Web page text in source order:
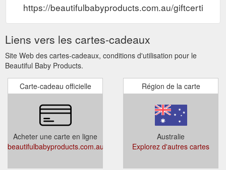
https://beautifulbabyproducts.com.au/
Liens vers les cartes-cadeaux
Site Web des cartes-cadeaux, conditions d'utilisation pour le
Beautiful Baby Products.
Carte-cadeau officielle
Acheter une carte en ligne
beautifulbabyproducts.com.au/giftcertificates.php
Région de la carte
Australie
Explorez d'autres cartes